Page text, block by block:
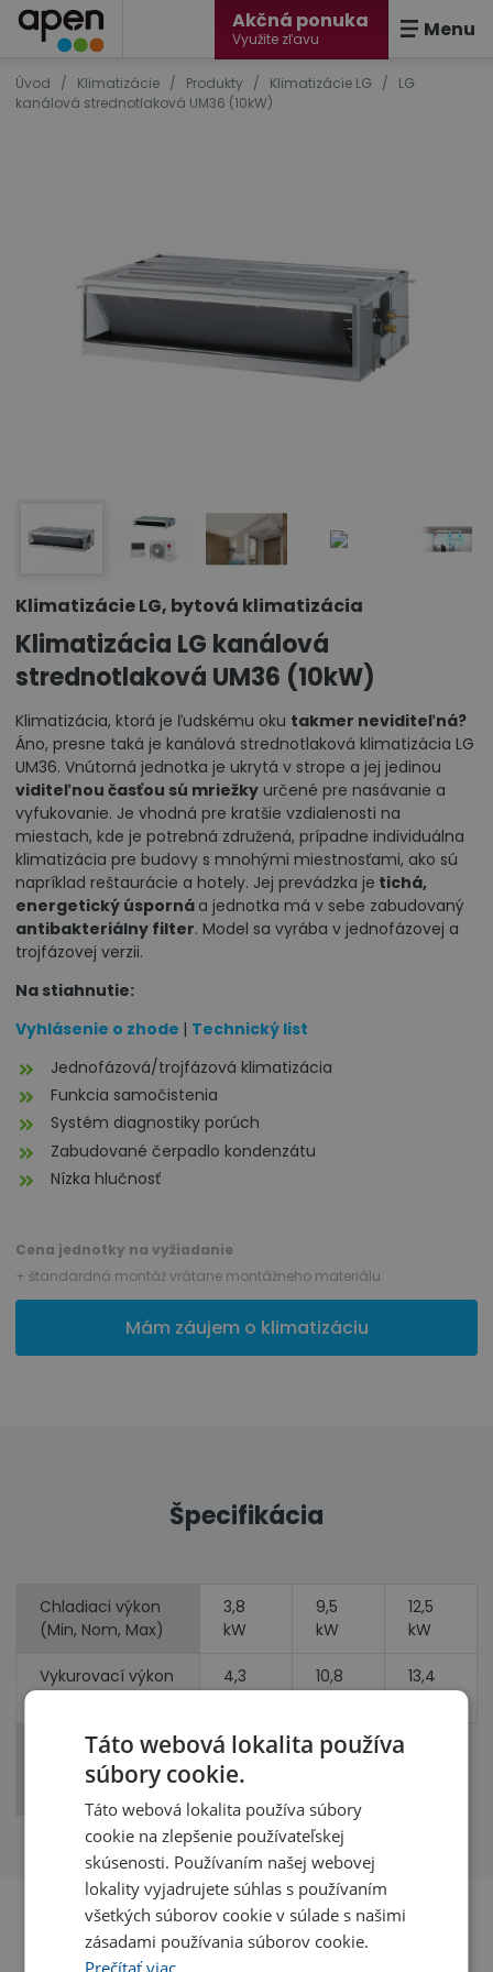
Akčná ponuka
Využite zľavu Menu
Úvod / Klimatizácie / Produkty / Klimatizácie LG /
LG
kanálová strednotlaková UM36 (10kW)
Klimatizácie LG, bytová klimatizácia
Klimatizácia LG kanálová
strednotlaková UM36 (10kW)
Klimatizácia, ktorá je ľudskému oku takmer neviditeľná?
Áno, presne taká je kanálová strednotlaková klimatizácia LG
UM36. Vnútorná jednotka je ukrytá v strope a jej jedinou
viditeľnou časťou sú mriežky určené pre nasávanie a
vyfukovanie. Je vhodná pre kratšie vzdialenosti na
miestach, kde je potrebná združená, prípadne individuálna
klimatizácia pre budovy s mnohými miestnosťami, ako sú
napríklad reštaurácie a hotely. Jej prevádzka je tichá,
energetický úsporná a jednotka má v sebe zabudovaný
antibakteriálny filter. Model sa vyrába v jednofázovej a
trojfázovej verzii.
Na stiahnutie:
Vyhlásenie o zhode | Technický list
Jednofázová/trojfázová klimatizácia
Funkcia samočistenia
Systém diagnostiky porúch
Zabudované čerpadlo kondenzátu
Nízka hlučnosť
Cena jednotky na vyžiadanie
+ štandardná montáž vrátane montážneho materiálu.
Mám záujem o klimatizáciu
Špecifikácia
Chladiaci výkon
(Min, Nom, Max)
3,8
kW
9,5
kW
12,5
kW
Vykurovací výkon
4,3
10,8
13,4
Príkon
(chladenie,
2,50
kW
2,77
Táto webová lokalita používa
súbory cookie.
Táto webová lokalita používa súbory
cookie na zlepšenie používateľskej
skúsenosti. Používaním našej webovej
lokality vyjadrujete súhlas s používaním
všetkých súborov cookie v súlade s našimi
zásadami používania súborov cookie.
Prečítať viac